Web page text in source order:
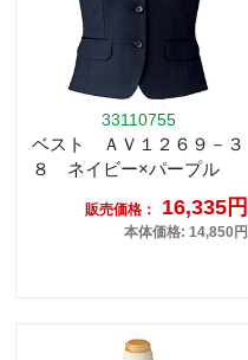
33110755
ベスト ＡＶ１２６９－３
８ ネイビー×パープル
販売価格： 16,335円
本体価格: 14,850円